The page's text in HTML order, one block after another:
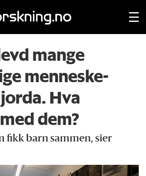
mange
menneske­
Hva
dem?
fikk barn sammen, sier